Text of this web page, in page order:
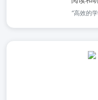
“高效的